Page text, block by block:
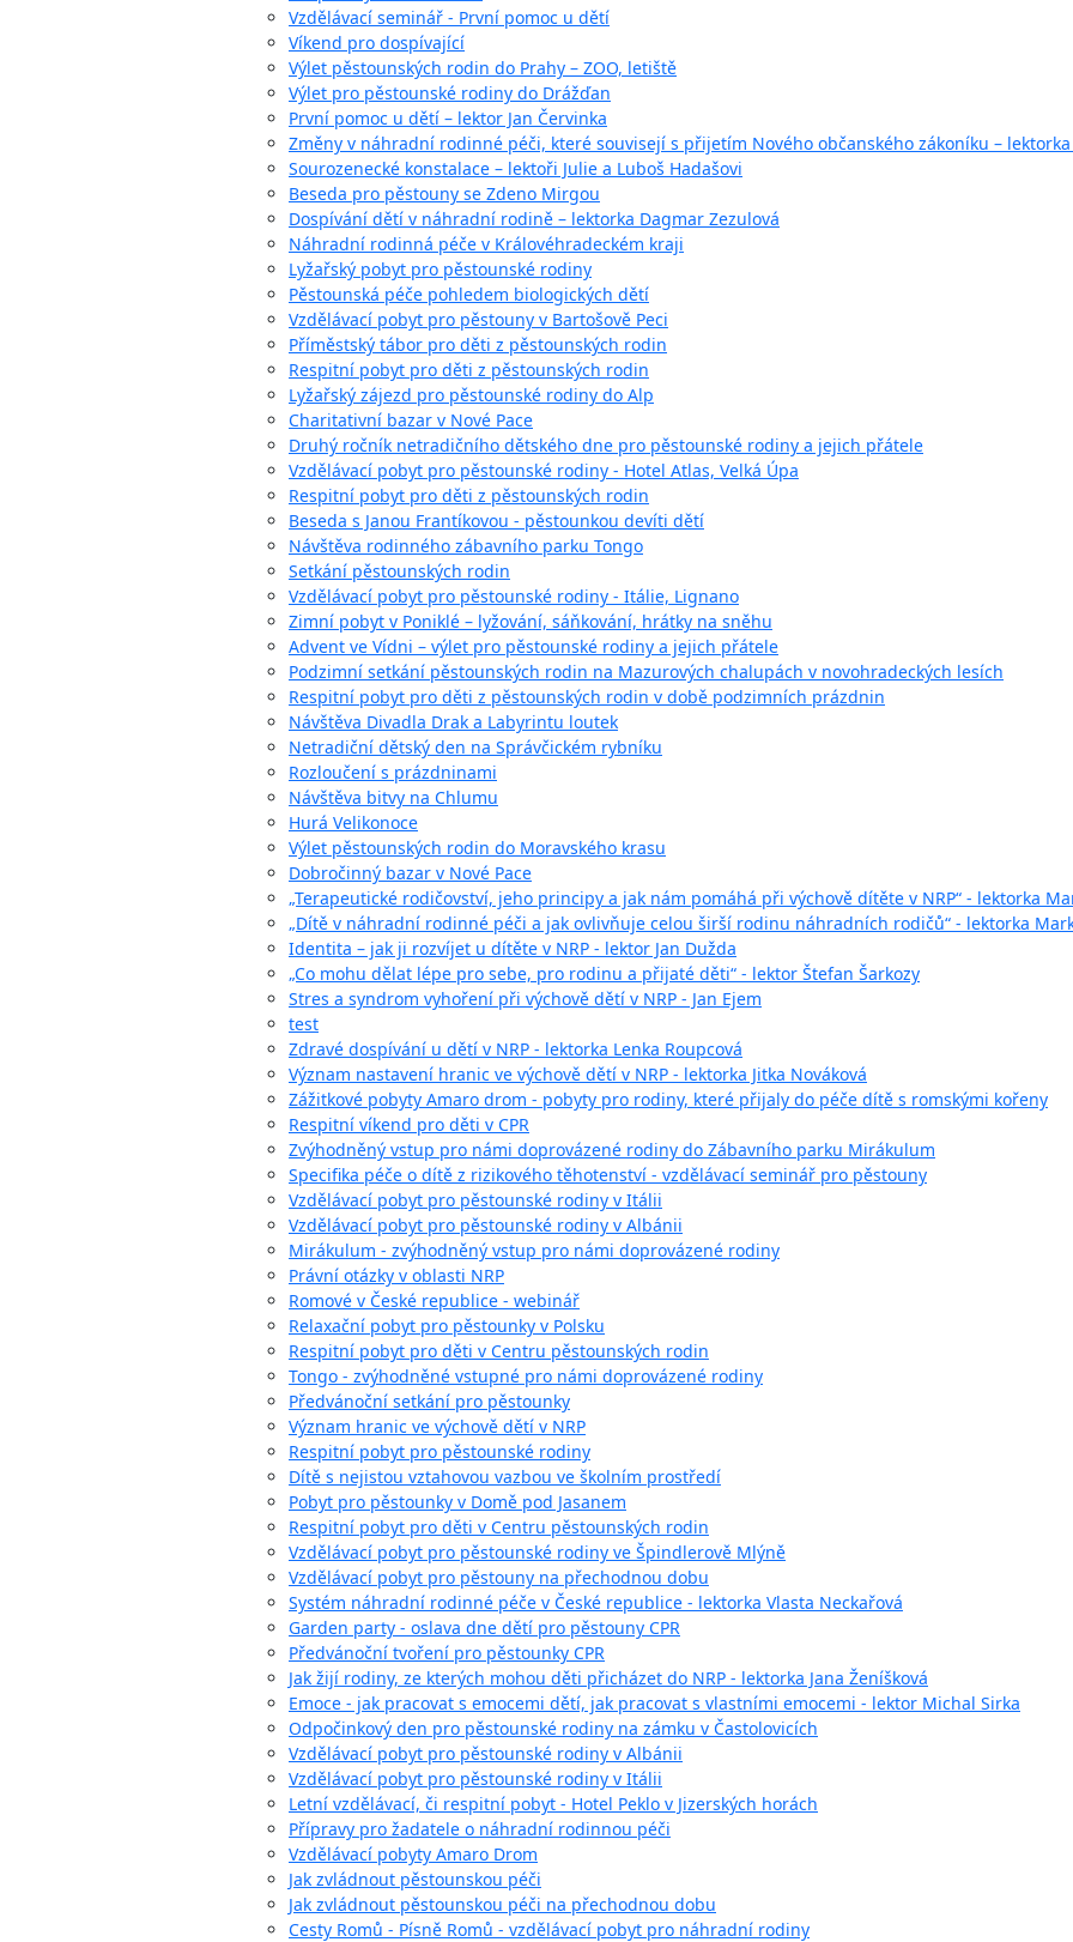
Vzdělávací seminář - První pomoc u dětí
Víkend pro dospívající
Výlet pěstounských rodin do Prahy – ZOO, letiště
Výlet pro pěstounské rodiny do Drážďan
První pomoc u dětí – lektor Jan Červinka
Změny v náhradní rodinné péči, které souvisejí s přijetím Nového občanského zákoníku –
Sourozenecké konstalace – lektoři Julie a Luboš Hadašovi
Beseda pro pěstouny se Zdeno Mirgou
Dospívání dětí v náhradní rodině – lektorka Dagmar Zezulová
Náhradní rodinná péče v Královéhradeckém kraji
Lyžařský pobyt pro pěstounské rodiny
Pěstounská péče pohledem biologických dětí
Vzdělávací pobyt pro pěstouny v Bartošově Peci
Příměstský tábor pro děti z pěstounských rodin
Respitní pobyt pro děti z pěstounských rodin
Lyžařský zájezd pro pěstounské rodiny do Alp
Charitativní bazar v Nové Pace
Druhý ročník netradičního dětského dne pro pěstounské rodiny a jejich přátele
Vzdělávací pobyt pro pěstounské rodiny - Hotel Atlas, Velká Úpa
Respitní pobyt pro děti z pěstounských rodin
Beseda s Janou Frantíkovou - pěstounkou devíti dětí
Návštěva rodinného zábavního parku Tongo
Setkání pěstounských rodin
Vzdělávací pobyt pro pěstounské rodiny - Itálie, Lignano
Zimní pobyt v Poniklé – lyžování, sáňkování, hrátky na sněhu
Advent ve Vídni – výlet pro pěstounské rodiny a jejich přátele
Podzimní setkání pěstounských rodin na Mazurových chalupách v novohradeckých lesích
Respitní pobyt pro děti z pěstounských rodin v době podzimních prázdnin
Návštěva Divadla Drak a Labyrintu loutek
Netradiční dětský den na Správčickém rybníku
Rozloučení s prázdninami
Návštěva bitvy na Chlumu
Hurá Velikonoce
Výlet pěstounských rodin do Moravského krasu
Dobročinný bazar v Nové Pace
„Terapeutické rodičovství, jeho principy a jak nám pomáhá při výchově dítěte v NRP“ - lektorka
„Dítě v náhradní rodinné péči a jak ovlivňuje celou širší rodinu náhradních rodičů“ - lektorka
Identita – jak ji rozvíjet u dítěte v NRP - lektor Jan Dužda
„Co mohu dělat lépe pro sebe, pro rodinu a přijaté děti“ - lektor Štefan Šarkozy
Stres a syndrom vyhoření při výchově dětí v NRP - Jan Ejem
test
Zdravé dospívání u dětí v NRP - lektorka Lenka Roupcová
Význam nastavení hranic ve výchově dětí v NRP - lektorka Jitka Nováková
Zážitkové pobyty Amaro drom - pobyty pro rodiny, které přijaly do péče dítě s romskými kořeny
Respitní víkend pro děti v CPR
Zvýhodněný vstup pro námi doprovázené rodiny do Zábavního parku Mirákulum
Specifika péče o dítě z rizikového těhotenství - vzdělávací seminář pro pěstouny
Vzdělávací pobyt pro pěstounské rodiny v Itálii
Vzdělávací pobyt pro pěstounské rodiny v Albánii
Mirákulum - zvýhodněný vstup pro námi doprovázené rodiny
Právní otázky v oblasti NRP
Romové v České republice - webinář
Relaxační pobyt pro pěstounky v Polsku
Respitní pobyt pro děti v Centru pěstounských rodin
Tongo - zvýhodněné vstupné pro námi doprovázené rodiny
Předvánoční setkání pro pěstounky
Význam hranic ve výchově dětí v NRP
Respitní pobyt pro pěstounské rodiny
Dítě s nejistou vztahovou vazbou ve školním prostředí
Pobyt pro pěstounky v Domě pod Jasanem
Respitní pobyt pro děti v Centru pěstounských rodin
Vzdělávací pobyt pro pěstounské rodiny ve Špindlerově Mlýně
Vzdělávací pobyt pro pěstouny na přechodnou dobu
Systém náhradní rodinné péče v České republice - lektorka Vlasta Neckařová
Garden party - oslava dne dětí pro pěstouny CPR
Předvánoční tvoření pro pěstounky CPR
Jak žijí rodiny, ze kterých mohou děti přicházet do NRP - lektorka Jana Ženíšková
Emoce - jak pracovat s emocemi dětí, jak pracovat s vlastními emocemi - lektor Michal Sirka
Odpočinkový den pro pěstounské rodiny na zámku v Častolovicích
Vzdělávací pobyt pro pěstounské rodiny v Albánii
Vzdělávací pobyt pro pěstounské rodiny v Itálii
Letní vzdělávací, či respitní pobyt - Hotel Peklo v Jizerských horách
Přípravy pro žadatele o náhradní rodinnou péči
Vzdělávací pobyty Amaro Drom
Jak zvládnout pěstounskou péči
Jak zvládnout pěstounskou péči na přechodnou dobu
Cesty Romů - Písně Romů - vzdělávací pobyt pro náhradní rodiny